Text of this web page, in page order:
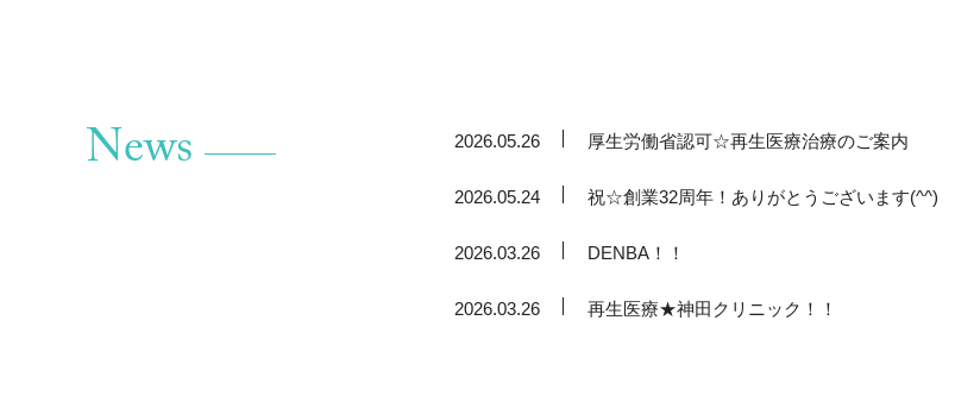
News 2026.05.26 厚生労働省認可☆再生医療治療のご案内
2026.05.24 祝☆創業32周年！ありがとうございます(^^)
2026.03.26 DENBA！！
2026.03.26 再生医療★神田クリニック！！